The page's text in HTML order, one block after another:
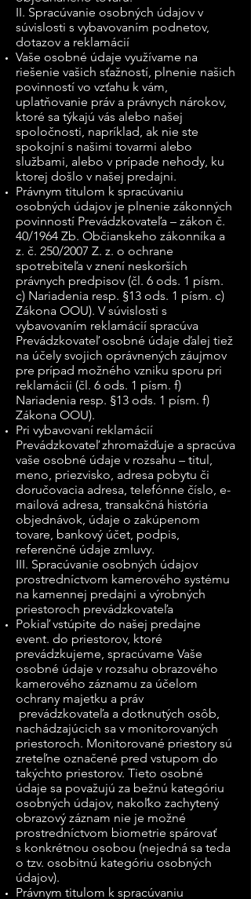
II. Spracúvanie osobných údajov v
súvislosti s vybavovaním podnetov,
dotazov a reklamácií
Vaše osobné údaje využívame na
riešenie vašich sťažností, plnenie našich
povinností vo vzťahu k vám,
uplatňovanie práv a právnych nárokov,
ktoré sa týkajú vás alebo našej
spoločnosti, napríklad, ak nie ste
spokojní s našimi tovarmi alebo
službami, alebo v prípade nehody, ku
ktorej došlo v našej predajni.
Právnym titulom k spracúvaniu
osobných údajov je plnenie zákonných
povinností Prevádzkovateľa – zákon č.
40/1964 Zb. Občianskeho zákonníka a
z. č. 250/2007 Z. z. o ochrane
spotrebiteľa v znení neskorších
právnych predpisov (čl. 6 ods. 1 písm.
c) Nariadenia resp. §13 ods. 1 písm. c)
Zákona OOU). V súvislosti s
vybavovaním reklamácií spracúva
Prevádzkovateľ osobné údaje ďalej tiež
na účely svojich oprávnených záujmov
pre prípad možného vzniku sporu pri
reklamácii (čl. 6 ods. 1 písm. f)
Nariadenia resp. §13 ods. 1 písm. f)
Zákona OOU).
Pri vybavovaní reklamácií
Prevádzkovateľ zhromažďuje a spracúva
vaše osobné údaje v rozsahu – titul,
meno, priezvisko, adresa pobytu či
doručovacia adresa, telefónne číslo, e-
mailová adresa, transakčná história
objednávok, údaje o zakúpenom
tovare, bankový účet, podpis,
referenčné údaje zmluvy.
III. Spracúvanie osobných údajov
prostredníctvom kamerového systému
na kamennej predajni a výrobných
priestoroch prevádzkovateľa
Pokiaľ vstúpite do našej predajne
event. do priestorov, ktoré
prevádzkujeme, spracúvame Vaše
osobné údaje v rozsahu obrazového
kamerového záznamu za účelom
ochrany majetku a práv
prevádzkovateľa a dotknutých osôb,
nachádzajúcich sa v monitorovaných
priestoroch. Monitorované priestory sú
zreteľne označené pred vstupom do
takýchto priestorov. Tieto osobné
údaje sa považujú za bežnú kategóriu
osobných údajov, nakoľko zachytený
obrazový záznam nie je možné
prostredníctvom biometrie spárovať
s konkrétnou osobou (nejedná sa teda
o tzv. osobitnú kategóriu osobných
údajov).
Právnym titulom k spracúvaniu